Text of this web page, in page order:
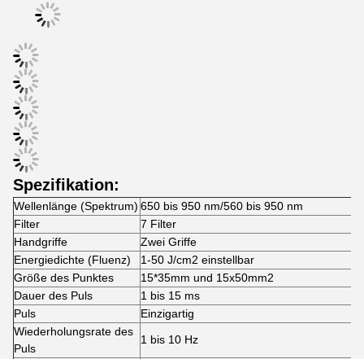
Spezifikation:
Wellenlänge (Spektrum) 650 bis 950 nm/560 bis 950 nm
Filter
7 Filter
Handgriffe
Zwei Griffe
Energiedichte (Fluenz)
1-50 J/cm2 einstellbar
Größe des Punktes
15*35mm und 15x50mm2
Dauer des Puls
1 bis 15 ms
Puls
Einzigartig
Wiederholungsrate des
Puls
1 bis 10 Hz